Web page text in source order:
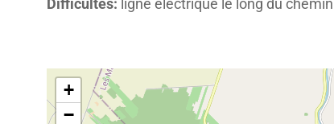
Difficultés: ligne électrique le long du
+
−